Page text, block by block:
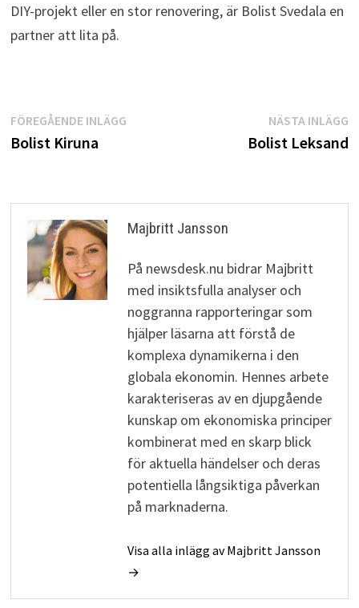
DIY-projekt eller en stor renovering, är Bolist Svedala en
partner att lita på.
Inläggsnavigering
FÖREGÅENDE INLÄGGFöregående
Bolist Kiruna
NÄSTA INLÄGG
Bolist Leksand
Majbritt Jansson
På newsdesk.nu bidrar Majbritt
med insiktsfulla analyser och
noggranna rapporteringar som
hjälper läsarna att förstå de
komplexa dynamikerna i den
globala ekonomin. Hennes arbete
karakteriseras av en djupgående
kunskap om ekonomiska principer
kombinerat med en skarp blick
för aktuella händelser och deras
potentiella långsiktiga påverkan
på marknaderna.
Visa alla inlägg av Majbritt Jansson
→